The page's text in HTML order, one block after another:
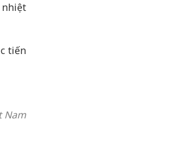
nhiệt
tiến
Nam